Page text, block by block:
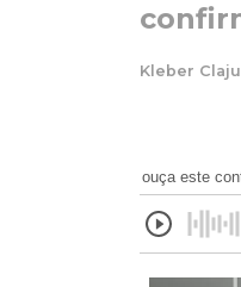
Kleber
ouça este